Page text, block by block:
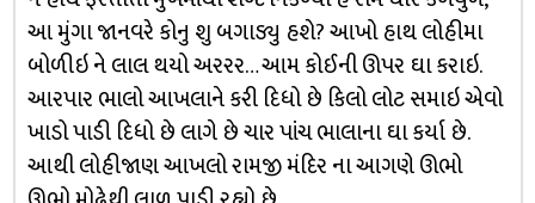
આ મુંગા જાનવરે કોનુ શુ બગાડ્યુ હશે? આખો હાથ લોહીમા
બોળીઇ ને લાલ થયો અરરર… આમ કોઈની ઊપર ઘા કરાઇ.
આરપાર ભાલો આખલાને કરી દિધો છે કિલો લોટ સમાઇ એવો
ખાડો પાડી દિધો છે લાગે છે ચાર પાંચ ભાલાના ઘા કર્યા છે.
આથી લોહીજાણ આખલો રામજી મંદિર ના આગણે ઊભો